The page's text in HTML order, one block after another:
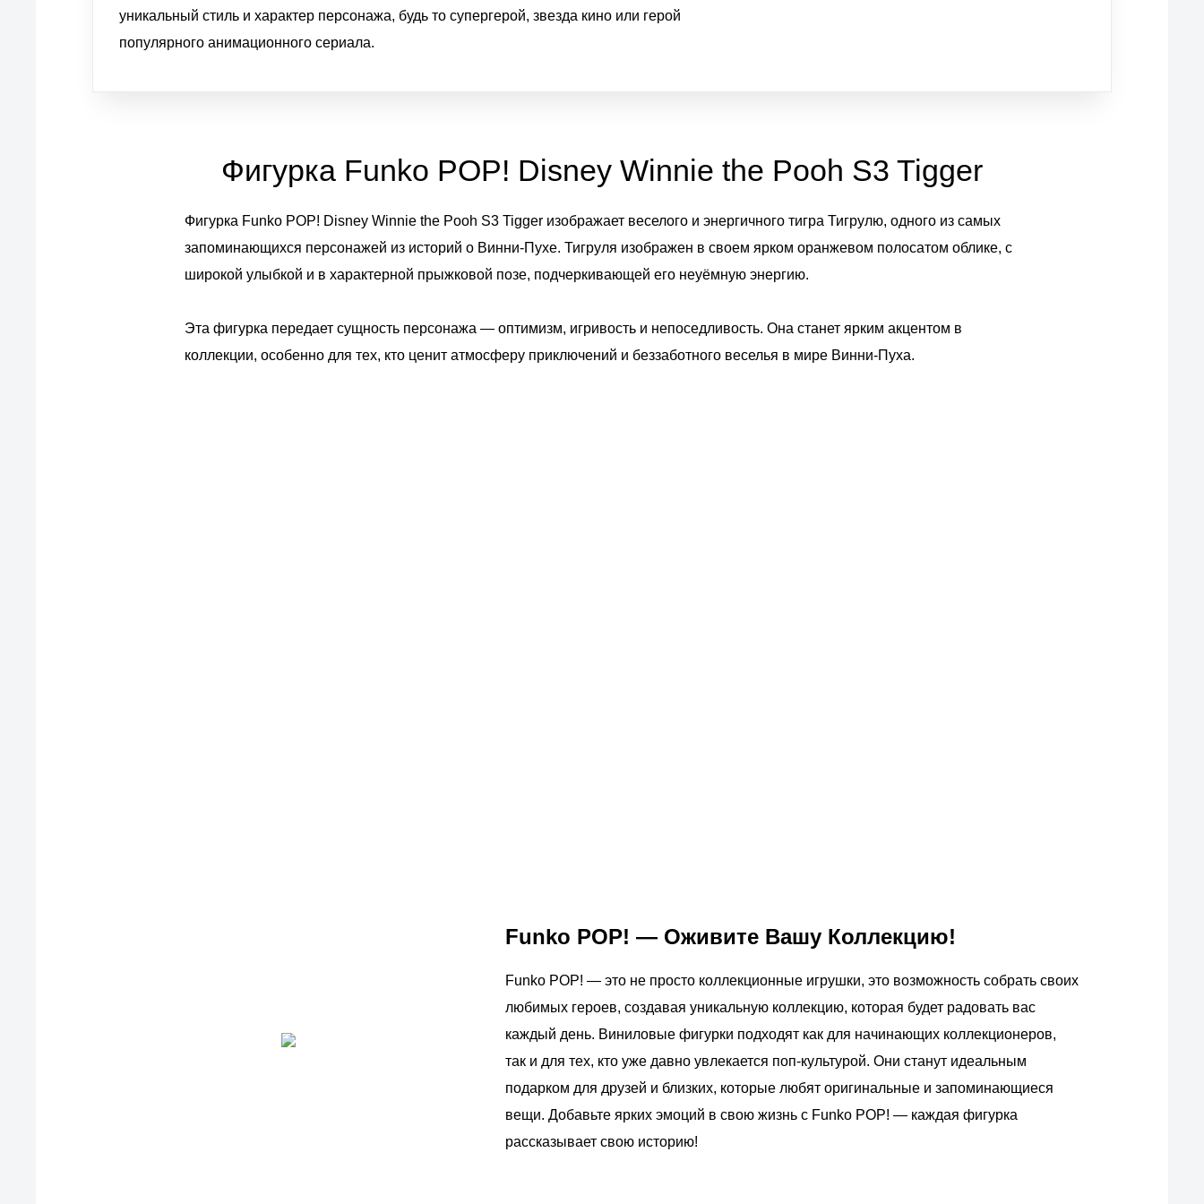
уникальный стиль и характер персонажа, будь то супергерой, звезда кино или герой
популярного анимационного сериала.
Фигурка Funko POP! Disney Winnie the Pooh S3 Tigger
Фигурка Funko POP! Disney Winnie the Pooh S3 Tigger изображает веселого и энергичного тигра Тигрулю, одного из самых
запоминающихся персонажей из историй о Винни-Пухе. Тигруля изображен в своем ярком оранжевом полосатом облике, с
широкой улыбкой и в характерной прыжковой позе, подчеркивающей его неуёмную энергию.
Эта фигурка передает сущность персонажа — оптимизм, игривость и непоседливость. Она станет ярким акцентом в
коллекции, особенно для тех, кто ценит атмосферу приключений и беззаботного веселья в мире Винни-Пуха.
Funko POP! — Оживите Вашу Коллекцию!
Funko POP! — это не просто коллекционные игрушки, это возможность собрать своих
любимых героев, создавая уникальную коллекцию, которая будет радовать вас
каждый день. Виниловые фигурки подходят как для начинающих коллекционеров,
так и для тех, кто уже давно увлекается поп-культурой. Они станут идеальным
подарком для друзей и близких, которые любят оригинальные и запоминающиеся
вещи. Добавьте ярких эмоций в свою жизнь с Funko POP! — каждая фигурка
рассказывает свою историю!